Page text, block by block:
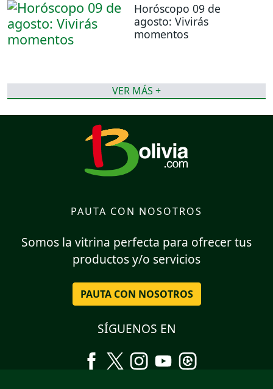
Horóscopo 09 de
agosto: Vivirás
momentos
VER MÁS +
PAUTA CON NOSOTROS
Somos la vitrina perfecta para ofrecer tus
productos y/o servicios
PAUTA CON NOSOTROS
SÍGUENOS EN